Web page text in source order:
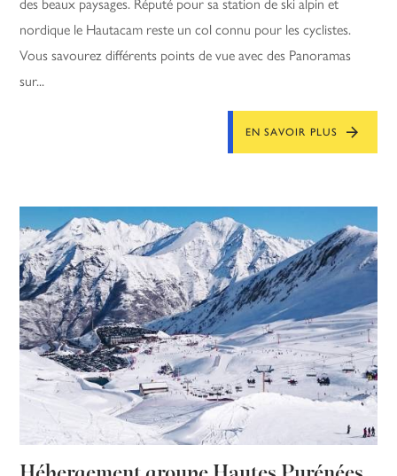
nordique le Hautacam reste un col connu pour les cyclistes.
Vous savourez différents points de vue avec des Panoramas
sur...
EN SAVOIR PLUS